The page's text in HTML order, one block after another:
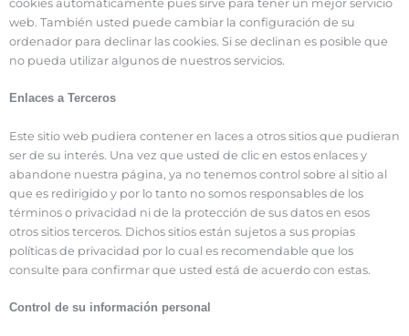
cookies automáticamente pues sirve para tener un mejor servicio
web. También usted puede cambiar la configuración de su
ordenador para declinar las cookies. Si se declinan es posible que
no pueda utilizar algunos de nuestros servicios.
Enlaces a Terceros
Este sitio web pudiera contener en laces a otros sitios que pudieran
ser de su interés. Una vez que usted de clic en estos enlaces y
abandone nuestra página, ya no tenemos control sobre al sitio al
que es redirigido y por lo tanto no somos responsables de los
términos o privacidad ni de la protección de sus datos en esos
otros sitios terceros. Dichos sitios están sujetos a sus propias
políticas de privacidad por lo cual es recomendable que los
consulte para confirmar que usted está de acuerdo con estas.
Control de su información personal